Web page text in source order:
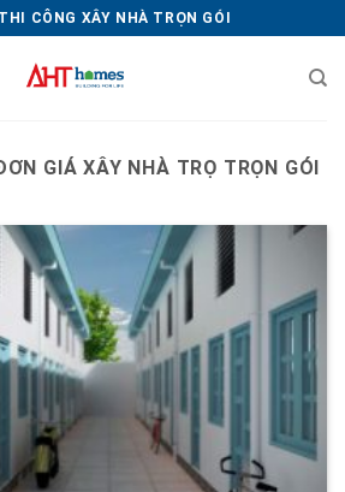
CÔNG XÂY NHÀ TRỌN GÓI
GIÁ XÂY NHÀ TRỌ TRỌN GÓI